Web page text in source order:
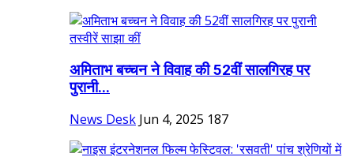
अमिताभ बच्चन ने विवाह की 52वीं सालगिरह पर
पुरानी...
News Desk Jun 4, 2025 187